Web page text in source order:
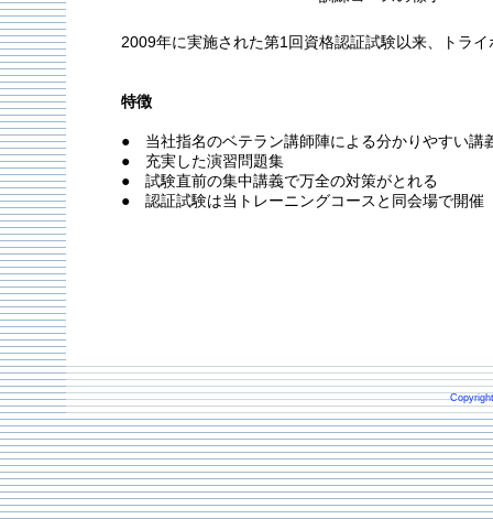
2009年に実施された第1回資格認証試験以来、トラ
特徴
● 当社指名のベテラン講師陣による分かりやすい講
● 充実した演習問題集
● 試験直前の集中講義で万全の対策がとれる
● 認証試験は当トレーニングコースと同会場で開催